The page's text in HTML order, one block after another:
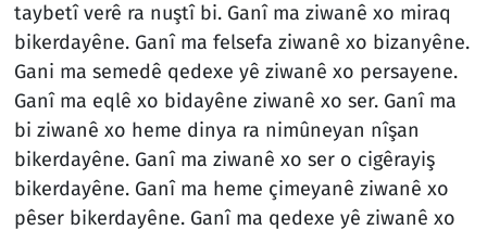
taybetî verê ra nuştî bi. Ganî ma ziwanê xo miraq
bikerdayêne. Ganî ma felsefa ziwanê xo bizanyêne.
Gani ma semedê qedexe yê ziwanê xo persayene.
Ganî ma eqlê xo bidayêne ziwanê xo ser. Ganî ma
bi ziwanê xo heme dinya ra nimûneyan nîşan
bikerdayêne. Ganî ma ziwanê xo ser o cigêrayiş
bikerdayêne. Ganî ma heme çimeyanê ziwanê xo
pêser bikerdayêne. Ganî ma qedexe yê ziwanê xo